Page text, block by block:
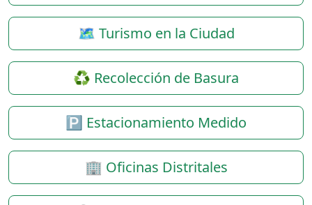
🗺️ Turismo en la Ciudad
♻️ Recolección de Basura
🅿️ Estacionamiento Medido
🏢 Oficinas Distritales